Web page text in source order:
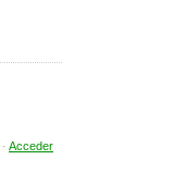
· Acceder